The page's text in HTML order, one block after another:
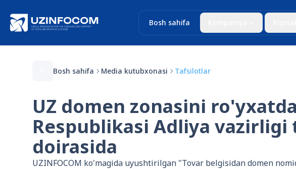
Bosh sahifa
Bosh sahifa Media kutubxonasi Tafsilotlar
UZ domen zonasini
Respublikasi Adliya
doirasida
UZINFOCOM ko'magida uyushtirilgan "Tovar belgisidan domen